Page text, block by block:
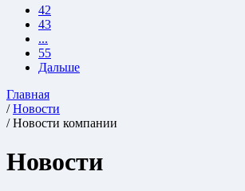
42
43
...
55
Дальше
Главная
/Новости
/ Новости компании
Новости